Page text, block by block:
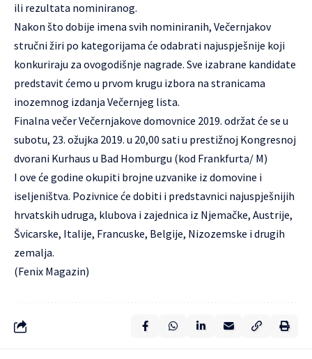
ili rezultata nominiranog.
Nakon što dobije imena svih nominiranih, Večernjakov
stručni žiri po kategorijama će odabrati najuspješnije koji
konkuriraju za ovogodišnje nagrade. Sve izabrane kandidate
predstavit ćemo u prvom krugu izbora na stranicama
inozemnog izdanja Večernjeg lista.
Finalna večer Večernjakove domovnice 2019. održat će se u
subotu, 23. ožujka 2019. u 20,00 sati u prestižnoj Kongresnoj
dvorani Kurhaus u Bad Homburgu (kod Frankfurta/ M)
I ove će godine okupiti brojne uzvanike iz domovine i
iseljeništva. Pozivnice će dobiti i predstavnici najuspješnijih
hrvatskih udruga, klubova i zajednica iz Njemačke, Austrije,
Švicarske, Italije, Francuske, Belgije, Nizozemske i drugih
zemalja.
(Fenix Magazin)